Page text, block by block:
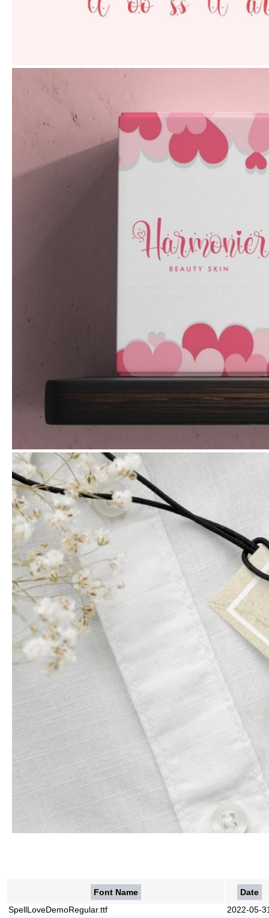
Font Name
Date
SpellLoveDemoRegular.ttf
2022-05-